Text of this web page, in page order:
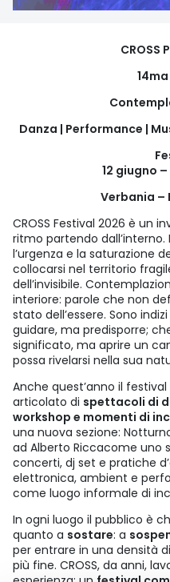
CROSS
Danza | Performance |
12 giugno
Verbania –
CROSS Festival 2026 è un
ritmo partendo
l’urgenza e la saturazione
collocarsi nel territorio
dell’invisibile.
interiore: parole che non
stato dell’essere. Sono
guidare, ma predisporre;
significato, ma aprire un
possa rivelarsi nella sua
Anche quest’anno il
articolato di spettacoli di
workshop e momenti di
una nuova sezione:
ad Alberto Riccacome uno
concerti, dj set e pratiche
elettronica, ambient e
come luogo informale di
In ogni luogo il pubblico è
quanto a sostare: a
per entrare in una densità
più fine. CROSS, da anni,